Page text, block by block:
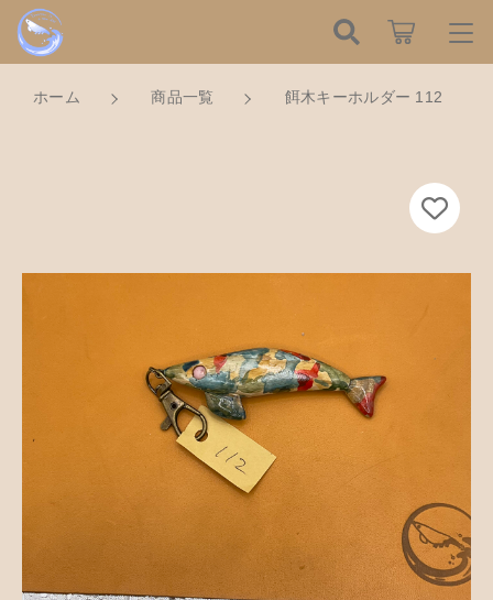
ホーム 商品一覧 餌木キーホルダー 112
カートに商品を追加しました
750円（税込）
ショッピングを続ける
カートを確認する
ログイン / 会員登録
Tomorrow is a new dayについて
ショッピングガイド
ブログ
餌木キーホルダー
木工アクセサリー
木工小物
革製品
アクセサリー
木工ペット用品
こだわり検索
～
セール
並び順